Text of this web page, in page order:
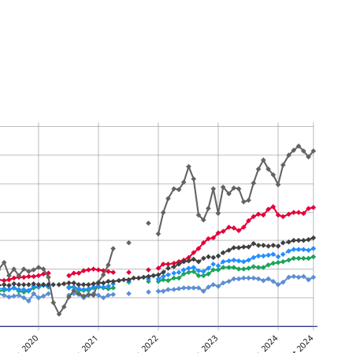
117,2 117,4 0,2 4,1 124,9 0,9
0,5
114,3 114,9 0,5 2,1 118,1 0,7
120,0 0,5